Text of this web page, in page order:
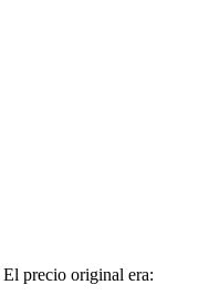
El precio original era: